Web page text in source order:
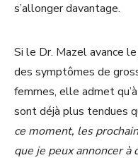
s’allonger davantage.
Si le Dr. Mazel avance
des symptômes de
femmes, elle admet
sont déjà plus tendues
ce moment, les
que je peux annoncer